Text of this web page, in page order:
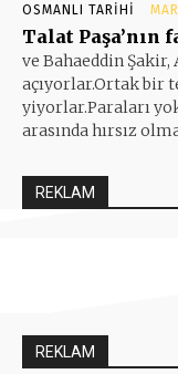
OSMANLI TARIHI
Talat
ve Bahaeddin
açıyorlar.Ortak bir
yiyorlar.Paraları
arasında hırsız
REKLAM
REKLAM